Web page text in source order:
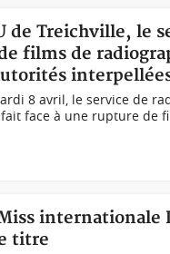
de Treichville, le
films de
8 avril, le service de
fait face à une rupture
titre